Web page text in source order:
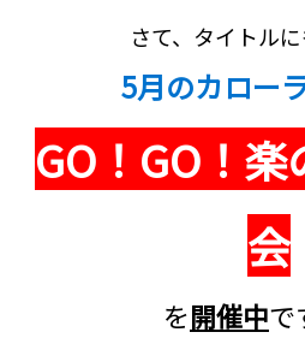
さて、タイトル
5月のカロー
GO！GO！
会
を開催中で